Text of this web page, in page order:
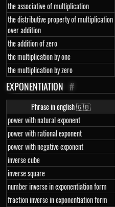
the associative of multiplication
the distributive property of multiplication
over addition
the addition of zero
the multiplication by one
the multiplication by zero
EXPONENTIATION #
Phrase in english 🇬🇧
power with natural exponent
power with rational exponent
power with negative exponent
inverse cube
inverse square
number inverse in exponentiation form
fraction inverse in exponentiation form